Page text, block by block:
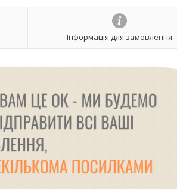
Інформація для замовлення